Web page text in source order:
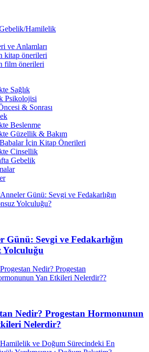
Sağlık
Psikolojisi
& Sonrası
Beslenme
Güzellik & Bakım
İçin Kitap Önerileri
Cinsellik
Gebelik
Günü: Sevgi ve Fedakarlığın
Yolculuğu
Nedir? Progestan Hormonunun
Nelerdir?